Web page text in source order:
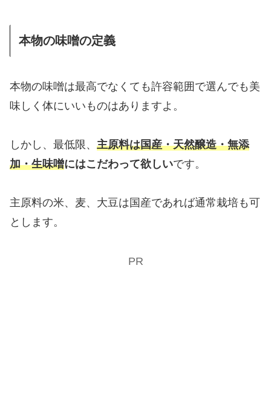
本物の味噌の定義
本物の味噌は最高でなくても許容範囲で選んでも美
味しく体にいいものはありますよ。
しかし、最低限、 主原料は国産・天然醸造・無添
加・生味噌にはこだわって欲しいです。
主原料の米、麦、大豆は国産であれば通常栽培も可
とします。
PR